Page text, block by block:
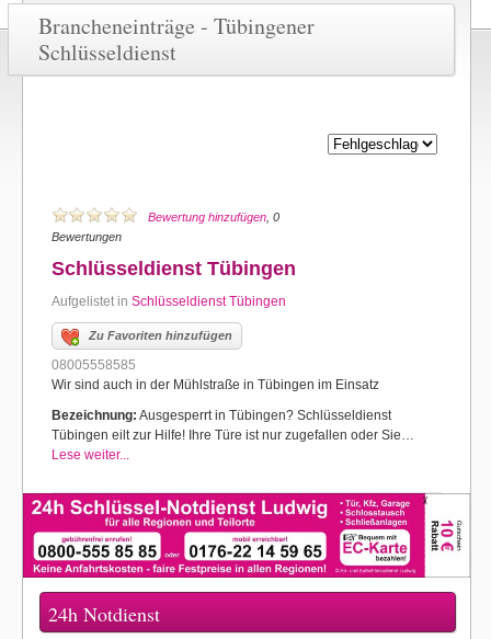
Brancheneinträge - Tübingener
Schlüsseldienst
Bewertung hinzufügen , 0
Bewertungen
Schlüsseldienst Tübingen
Aufgelistet in Schlüsseldienst Tübingen
Zu Favoriten hinzufügen
08005558585
Wir sind auch in der Mühlstraße in Tübingen im Einsatz
Bezeichnung: Ausgesperrt in Tübingen? Schlüsseldienst
Tübingen eilt zur Hilfe! Ihre Türe ist nur zugefallen oder Sie…
Lese weiter...
24h Notdienst